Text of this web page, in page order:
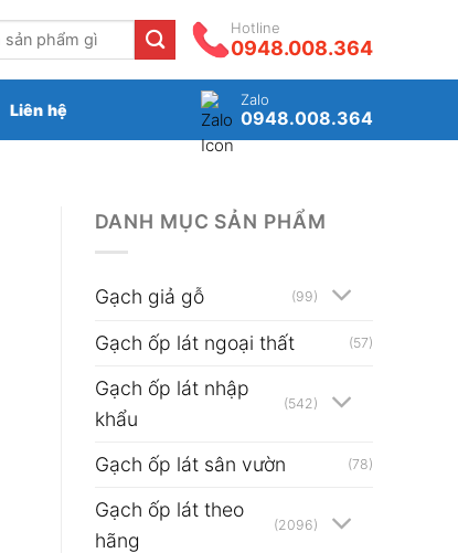
Hotline
0948.008.364
Liên hệ
Zalo
0948.008.364
DANH MỤC SẢN PHẨM
Gạch giả gỗ (99)
Gạch ốp lát ngoại thất (57)
Gạch ốp lát nhập
khẩu
(542)
Gạch ốp lát sân vườn (78)
Gạch ốp lát theo
hãng
(2096)